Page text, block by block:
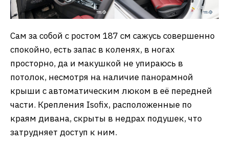
Сам за собой с ростом 187 см сажусь совершенно
спокойно, есть запас в коленях, в ногах
просторно, да и макушкой не упираюсь в
потолок, несмотря на наличие панорамной
крыши с автоматическим люком в её передней
части. Крепления Isofix, расположенные по
краям дивана, скрыты в недрах подушек, что
затрудняет доступ к ним.